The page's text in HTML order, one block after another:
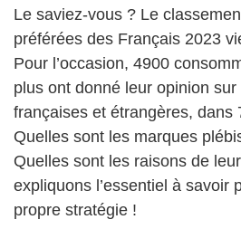
Le saviez-vous ? Le
préférées des Français 2023
Pour l’occasion, 4900
plus ont donné leur opinion
françaises et étrangères, dans
Quelles sont les marques
Quelles sont les raisons de
expliquons l’essentiel à savoir
propre stratégie !